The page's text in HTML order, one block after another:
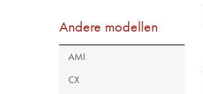
Andere modellen
AMI
CX